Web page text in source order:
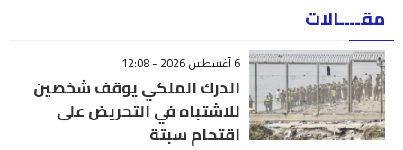
مقــــالات
6 أغسطس 2026 - 12:08
الدرك الملكي يوقف شخصين
للاشتباه في التحريض على
اقتحام سبتة